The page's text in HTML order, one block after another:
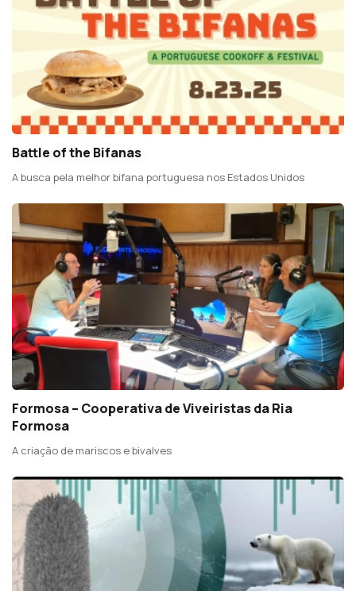
Battle of the Bifanas
A busca pela melhor bifana portuguesa nos Estados Unidos
Formosa – Cooperativa de Viveiristas da Ria
Formosa
A criação de mariscos e bivalves